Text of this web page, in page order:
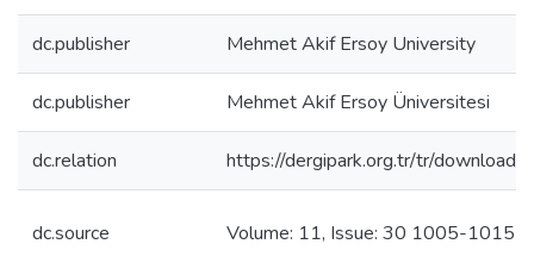
dc.publisher Mehmet Akif Ersoy University
dc.publisher Mehmet Akif Ersoy Üniversitesi
dc.relation https://dergipark.org.tr/tr/
dc.source Volume: 11, Issue: 30 1005-1015